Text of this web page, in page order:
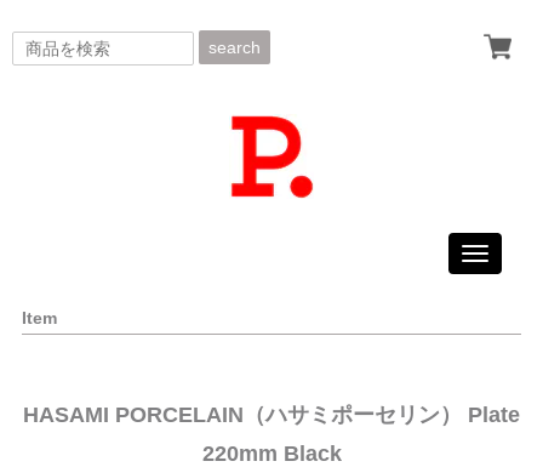
search
Toggle
Item
HASAMI PORCELAIN（ハサミポーセリン） Plate
220mm Black